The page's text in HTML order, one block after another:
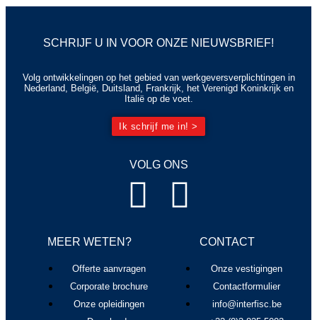
CONTACT
Onze vestigingen
Contactformulier
info@interfisc.be
MEER WETEN?
Offerte aanvragen
Corporate brochure
Onze opleidingen
VOLG ONS
SCHRIJF U IN VOOR ONZE NIEUWSBRIEF!
Volg ontwikkelingen op het gebied van werkgeversverplichtingen in
Nederland, België, Duitsland, Frankrijk, het Verenigd Koninkrijk en
Italië op de voet.
Ik schrijf me in! >